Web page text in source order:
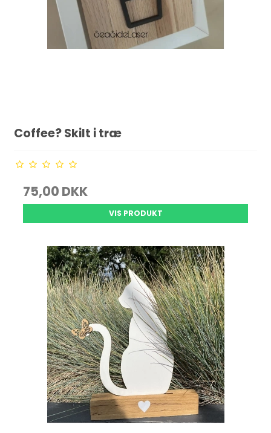
Coffee? Skilt i træ
75,00 DKK
VIS PRODUKT